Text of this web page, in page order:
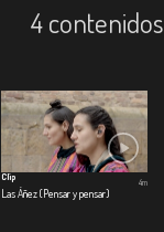
4 contenidos
Clip
Las Áñez (Pensar y pensar)
4m